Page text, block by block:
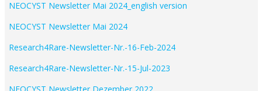
NEOCYST Newsletter Mai 2024_english version
NEOCYST Newsletter Mai 2024
Research4Rare-Newsletter-Nr.-16-Feb-2024
Research4Rare-Newsletter-Nr.-15-Jul-2023
NEOCYST Newsletter Dezember 2022